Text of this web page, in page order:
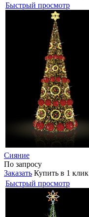
Быстрый просмотр
Сияние
По запросу
Заказать Купить в 1 клик
Быстрый просмотр